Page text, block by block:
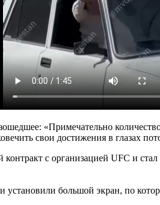
«Примечательно
свои достижения в глазах
с организацией UFC и
установили большой экран, по